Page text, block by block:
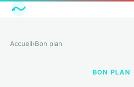
Accueil›Bon plan
BON PLAN